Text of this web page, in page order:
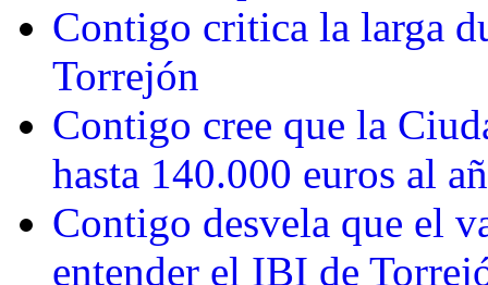
Contigo critica la larga
Torrejón
Contigo cree que la
hasta 140.000 euros al
Contigo desvela que el
entender el IBI de